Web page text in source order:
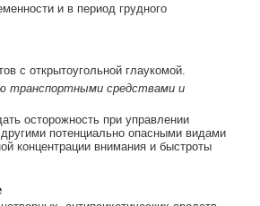
и в период грудного
с открытоугольной глаукомой.
транспортными средствами и
осторожность при управлении
потенциально опасными видами
концентрации внимания и быстроты